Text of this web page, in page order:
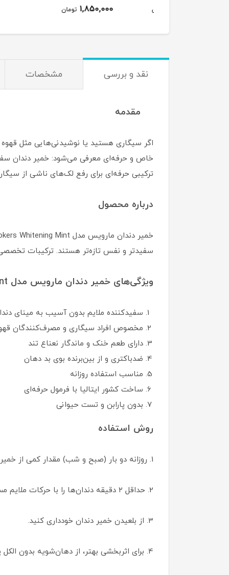
1,850,000 تومان
نقد و بررسی مشخصات
مقدمه
اگر سیگاری هستید یا نوشیدنی‌هایی مثل
ترکیبی حرفه‌ای برای رفع لک‌های ناشی از
درباره محصول
سفیدتر و نفس تازه‌تر هستند. ترکیبات
ویژگی‌های خمیر دندان مارویس مدل Smokers Whitening Mint
سفیدکننده ملایم بدون آسیب به مینای
مخصوص افراد سیگاری و مصرف‌کنندگان
دارای طعم خنک و ماندگار نعناع تند
ضدباکتری و از بین‌برنده بوی بد دهان
مناسب استفاده روزانه
ساخت کشور ایتالیا با فرمول حرفه‌ای
بدون پارابن و تست حیوانی
روش استفاده
1. روزانه دو بار (صبح و شب) مقدار کمی از خمیر دندان را روی مسواک بزنید.
2. حداقل ۲ دقیقه دندان‌ها را با حرکات ملایم مسواک بزنید.
3. از بلعیدن خمیر دندان خودداری کنید.
4. برای اثربخشی بهتر، از دهان‌شویه بدون الکل پس از مسواک‌زدن استفاده کنید.